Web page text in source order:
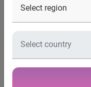
postales
Paris, le 13
données grâce aux
QAS, dévoile
denormalisation